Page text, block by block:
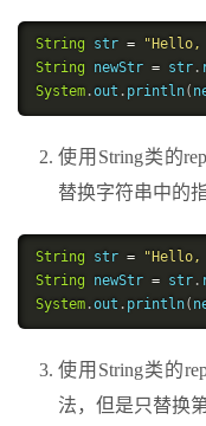
String str = "Hello,
String newStr = str .
System .out . println(
使用String类的
替换字符串中的
String str = "Hello,
String newStr = str .
System .out . println(
使用String类的
法，但是只替换